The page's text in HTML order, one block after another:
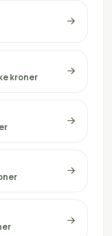
kroner